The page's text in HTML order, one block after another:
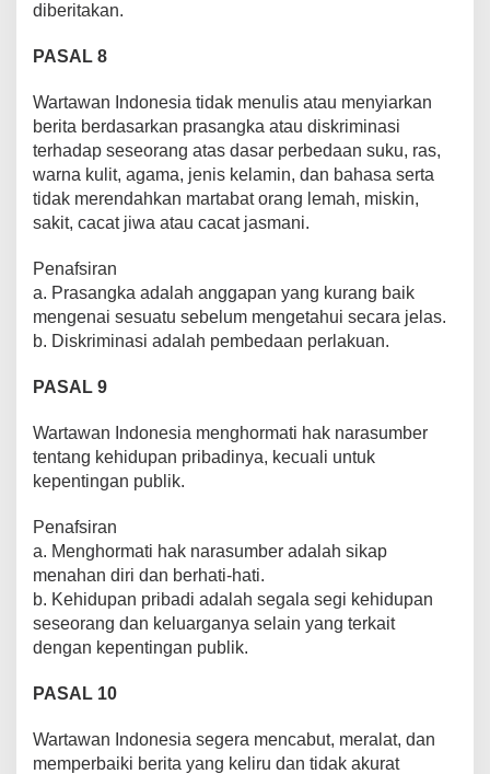
diberitakan.
PASAL 8
Wartawan Indonesia tidak menulis atau menyiarkan
berita berdasarkan prasangka atau diskriminasi
terhadap seseorang atas dasar perbedaan suku, ras,
warna kulit, agama, jenis kelamin, dan bahasa serta
tidak merendahkan martabat orang lemah, miskin,
sakit, cacat jiwa atau cacat jasmani.
Penafsiran
a. Prasangka adalah anggapan yang kurang baik
mengenai sesuatu sebelum mengetahui secara jelas.
b. Diskriminasi adalah pembedaan perlakuan.
PASAL 9
Wartawan Indonesia menghormati hak narasumber
tentang kehidupan pribadinya, kecuali untuk
kepentingan publik.
Penafsiran
a. Menghormati hak narasumber adalah sikap
menahan diri dan berhati-hati.
b. Kehidupan pribadi adalah segala segi kehidupan
seseorang dan keluarganya selain yang terkait
dengan kepentingan publik.
PASAL 10
Wartawan Indonesia segera mencabut, meralat, dan
memperbaiki berita yang keliru dan tidak akurat